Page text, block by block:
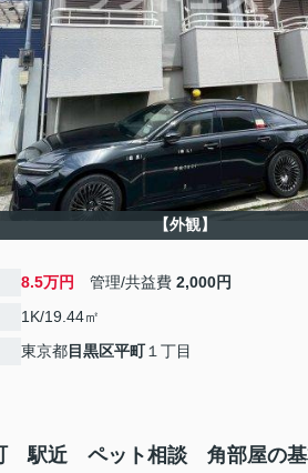
【外観】
8.5万円 管理/共益費 2,000円
1K/19.44㎡
東京都目黒区平町１丁目
駅近 ペット相談 角部屋の